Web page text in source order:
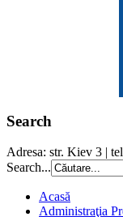
Search
Adresa: str. Kiev 3 |
Search...
Acasă
Administraţia